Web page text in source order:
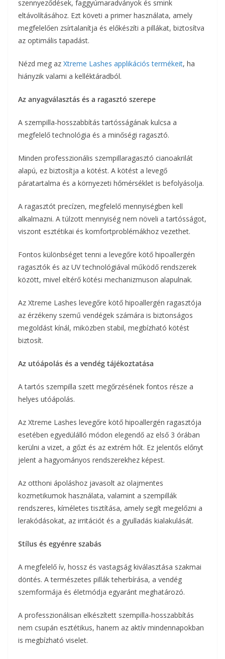
szennyeződések, faggyúmaradványok és smink
eltávolításához. Ezt követi a primer használata, amely
megfelelően zsírtalanítja és előkészíti a pillákat, biztosítva
az optimális tapadást.
Nézd meg az Xtreme Lashes applikációs termékeit, ha
hiányzik valami a kelléktáradból.
Az anyagválasztás és a ragasztó szerepe
A szempilla-hosszabbítás tartósságának kulcsa a
megfelelő technológia és a minőségi ragasztó.
Minden professzionális szempillaragasztó cianoakrilát
alapú, ez biztosítja a kötést. A kötést a levegő
páratartalma és a környezeti hőmérséklet is befolyásolja.
A ragasztót precízen, megfelelő mennyiségben kell
alkalmazni. A túlzott mennyiség nem növeli a tartósságot,
viszont esztétikai és komfortproblémákhoz vezethet.
Fontos különbséget tenni a levegőre kötő hipoallergén
ragasztók és az UV technológiával működő rendszerek
között, mivel eltérő kötési mechanizmuson alapulnak.
Az Xtreme Lashes levegőre kötő hipoallergén ragasztója
az érzékeny szemű vendégek számára is biztonságos
megoldást kínál, miközben stabil, megbízható kötést
biztosít.
Az utóápolás és a vendég tájékoztatása
A tartós szempilla szett megőrzésének fontos része a
helyes utóápolás.
Az Xtreme Lashes levegőre kötő hipoallergén ragasztója
esetében egyedülálló módon elegendő az első 3 órában
kerülni a vizet, a gőzt és az extrém hőt. Ez jelentős előnyt
jelent a hagyományos rendszerekhez képest.
Az otthoni ápoláshoz javasolt az olajmentes
kozmetikumok használata, valamint a szempillák
rendszeres, kíméletes tisztítása, amely segít megelőzni a
lerakódásokat, az irritációt és a gyulladás kialakulását.
Stílus és egyénre szabás
A megfelelő ív, hossz és vastagság kiválasztása szakmai
döntés. A természetes pillák teherbírása, a vendég
szemformája és életmódja egyaránt meghatározó.
A professzionálisan elkészített szempilla-hosszabbítás
nem csupán esztétikus, hanem az aktív mindennapokban
is megbízható viselet.